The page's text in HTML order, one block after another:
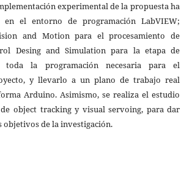
experimental de la propuesta ha
en el entorno de programación LabVIEW;
and Motion para el procesamiento de
Desing and Simulation para la etapa de
toda la programación necesaria para el
y llevarlo a un plano de trabajo real
Arduino. Asimismo, se realiza el estudio
object tracking y visual servoing, para dar
objetivos de la investigación.